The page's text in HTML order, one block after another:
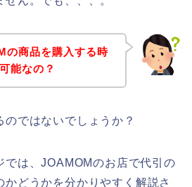
の商品を購入する時
能なの？
のではないでしょうか？
では、JOAMOMのお店で代引の
どうかを分かりやすく解説さ